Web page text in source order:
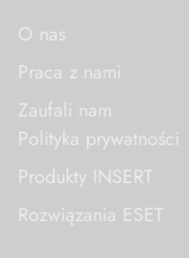
O nas
Praca z nami
Zaufali nam
Polityka prywatności
Produkty INSERT
Rozwiązania ESET